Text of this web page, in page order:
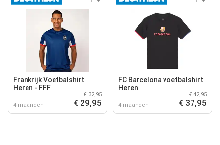
Frankrijk Voetbalshirt
Heren - FFF
4 maanden
€ 32,95
€ 29,95
FC Barcelona voetbalshirt
Heren
4 maanden
€ 42,95
€ 37,95